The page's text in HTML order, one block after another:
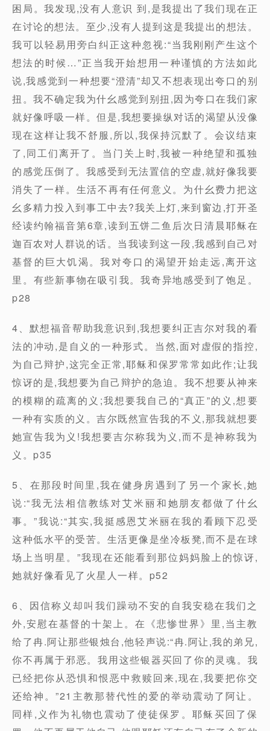
困局。我发现,没有人意识 到,是我提出了我们现在正
在讨论的想法。至少,没有人提到这是我提出的想法。
我可以轻易用旁白纠正这种忽视:“当我刚刚产生这个
想法的时候…”正当我开始想用一种谨慎的方法如此
说,我感觉到一种想要“澄清”却又不想表现出夸口的别
扭。我不确定我为什幺感觉到别扭,因为夸口在我们家
就好像呼吸一样。但是,我想要操纵对话的渴望从没像
现在这样让我不舒服,所以,我保持沉默了。会议结束
了,同工们离开了。当门关上时,我被一种绝望和孤独
的感觉压倒了。我感受到无法置信的空虚,就好像我要
消失了一样。生活不再有任何意义。为什幺费力把这
幺多精力投入到事工中去?我关上灯,来到窗边,打开圣
经读约翰福音第6章,读到五饼二鱼后次日清晨耶稣在
迦百农对人群说的话。当我读到这一段,我感到自己对
基督的巨大饥渴。我对夸口的渴望开始走远,离开这
里。有些新事物在吸引我。我奇异地感受到了饱足。
p28
4、默想福音帮助我意识到,我想要纠正吉尔对我的看
法的冲动,是自义的一种形式。当然,面对虚假的指控,
为自己辩护,这完全正常,耶稣和保罗常常如此作;让我
惊讶的是,我想要为自己辩护的急迫。我不想要从神来
的模糊的疏离的义;我想要我自己的“真正”的义,想要
一种有实质的义。吉尔既然宣告我的不义,那我就想要
她宣告我为义!我想要吉尔称我为义,而不是神称我为
义。p35
5、在那段时间里,我在健身房遇到了另一个家长,她
说:“我无法相信教练对艾米丽和她朋友都做了什幺
事。”我说:“其实,我挺感恩艾米丽在我的看顾下忍受
这种低水平的受苦。生活更像是坐冷板凳,而不是在球
场上当明星。”我现在还能看到那位妈妈脸上的惊讶,
她就好像看见了火星人一样。p52
6、因信称义却叫我们躁动不安的自我安稳在我们之
外,安慰在基督的十架上。在《悲惨世界》里,当主教
给了冉.阿让那些银烛台,他轻声说:“冉.阿让,我的弟兄,
你不再属于邪恶。我用这些银器买回了你的灵魂。我
已经把你从恐惧和恨恶中救赎回来,现在,我要把你交
还给神。”21主教那替代性的爱的举动震动了阿让。
同样,义作为礼物也震动了使徒保罗。耶稣买回了保